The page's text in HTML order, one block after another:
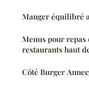
Manger équilibré
Menus pour repas
restaurants haut
Côté Burger